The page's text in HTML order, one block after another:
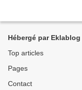
Hébergé par Eklablog
Top articles
Pages
Contact